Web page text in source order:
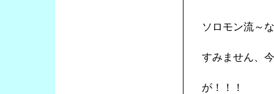
ソロモン流～
すみません、
が！！！